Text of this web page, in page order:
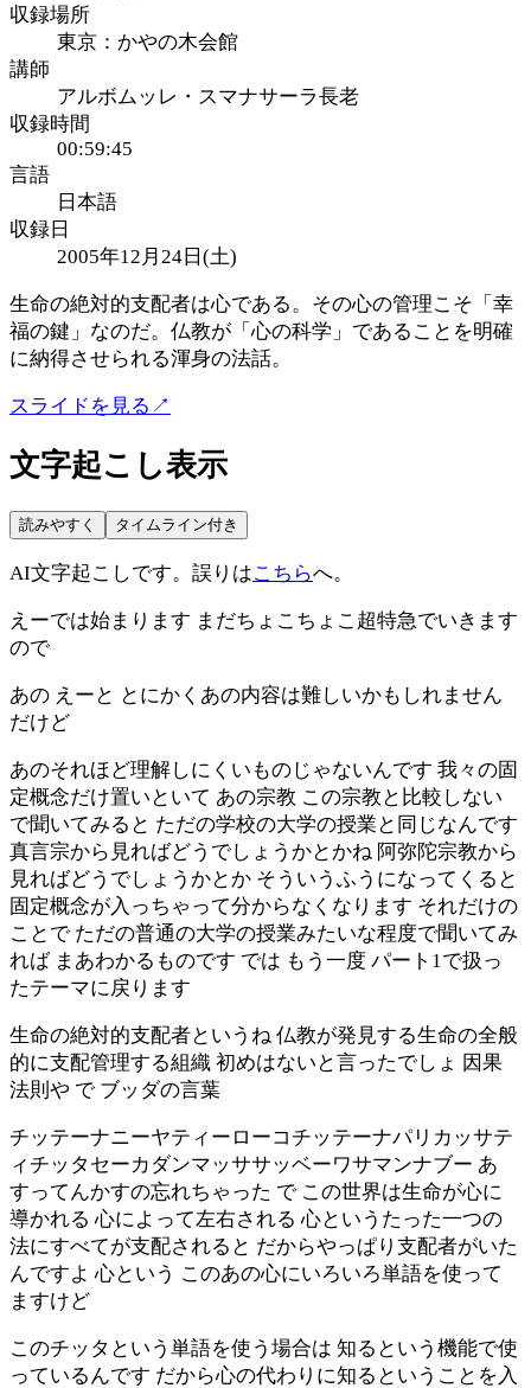
収録場所
東京：かやの木会館
講師
アルボムッレ・スマナサーラ長老
収録時間
00:59:45
言語
日本語
収録日
2005年12月24日(土)
生命の絶対的支配者は心である。その心の管理こそ「幸
福の鍵」なのだ。仏教が「心の科学」であることを明確
に納得させられる渾身の法話。
スライドを見る ↗
文字起こし表示
読みやすく タイムライン付き
AI文字起こしです。誤りはこちらへ。
えーでは始まります まだちょこちょこ超特急でいきます
ので
あの えーと とにかくあの内容は難しいかもしれません
だけど
あのそれほど理解しにくいものじゃないんです 我々の固
定概念だけ置いといて あの宗教 この宗教と比較しない
で聞いてみると ただの学校の大学の授業と同じなんです
真言宗から見ればどうでしょうかとかね 阿弥陀宗教から
見ればどうでしょうかとか そういうふうになってくると
固定概念が入っちゃって分からなくなります それだけの
ことで ただの普通の大学の授業みたいな程度で聞いてみ
れば まあわかるものです では もう一度 パート1で扱っ
たテーマに戻ります
生命の絶対的支配者というね 仏教が発見する生命の全般
的に支配管理する組織 初めはないと言ったでしょ 因果
法則や で ブッダの言葉
チッテーナニーヤティーローコチッテーナパリカッサテ
ィチッタセーカダンマッササッベーワサマンナブー あ
すってんかすの忘れちゃった で この世界は生命が心に
導かれる 心によって左右される 心というたった一つの
法にすべてが支配されると だからやっぱり支配者がいた
んですよ 心という このあの心にいろいろ単語を使って
ますけど
このチッタという単語を使う場合は 知るという機能で使
っているんです だから心の代わりに知るということを入